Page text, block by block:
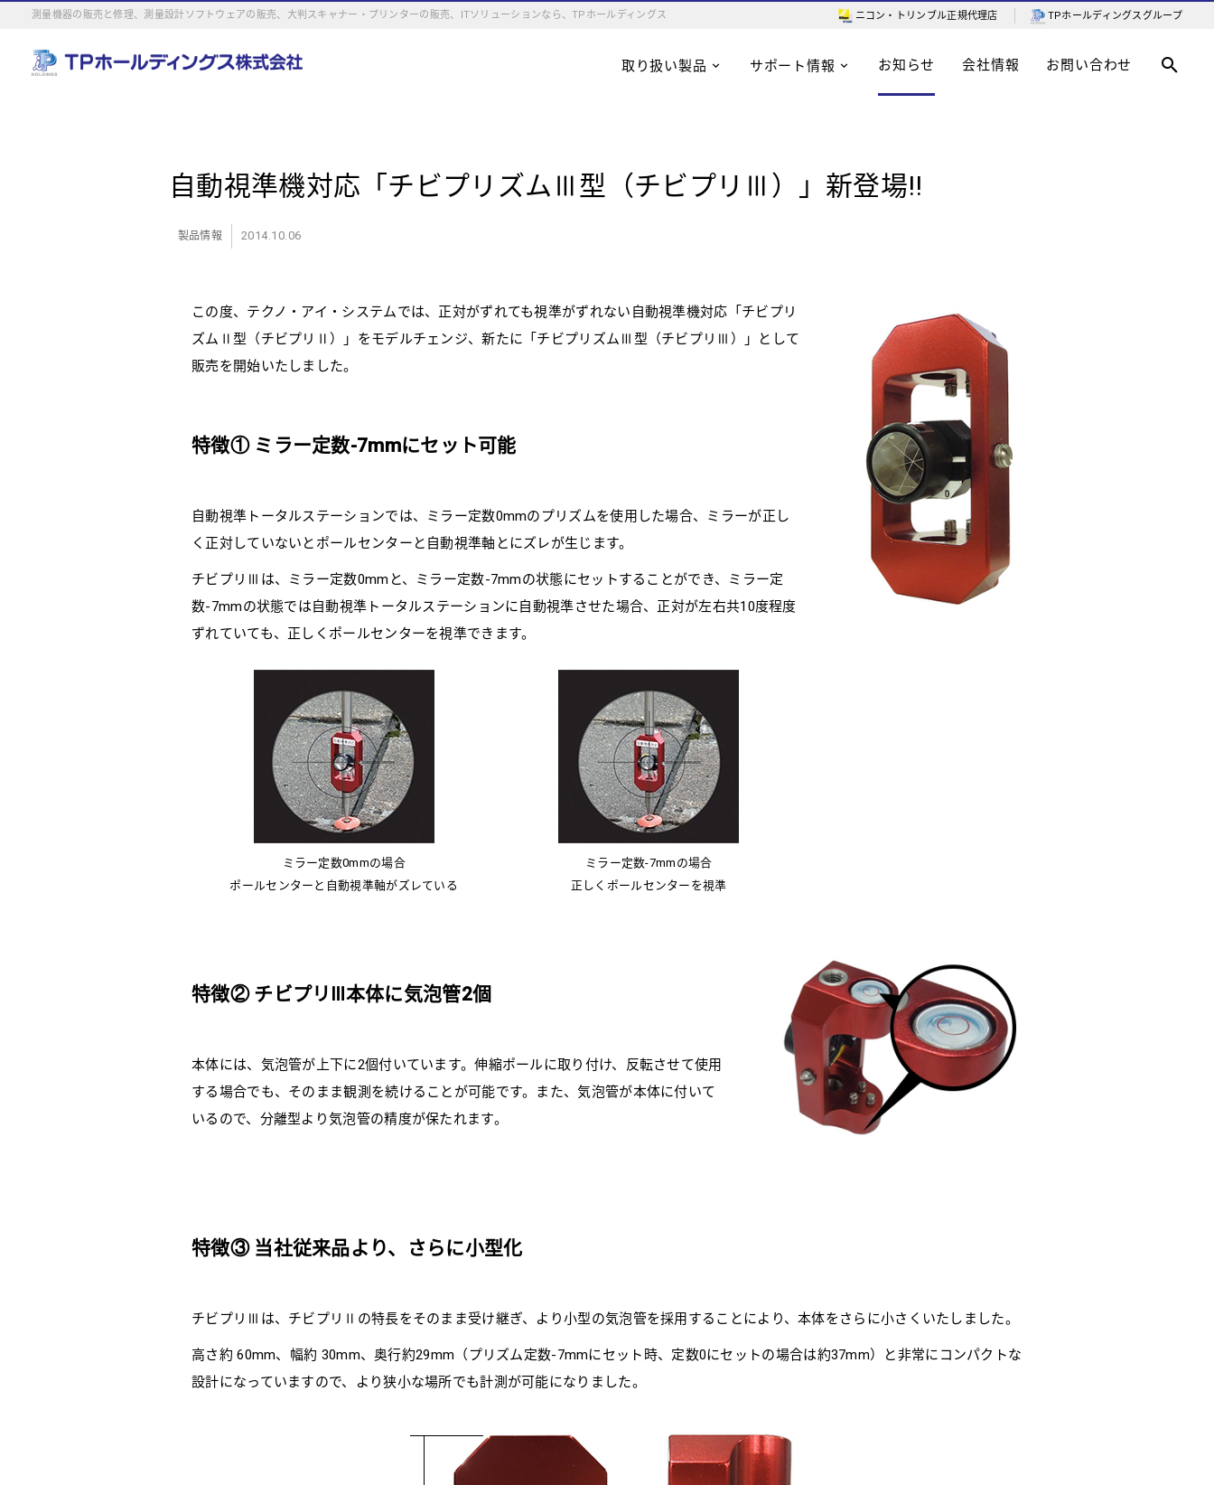
測量機器の販売と修理、測量設計ソフトウェアの販売、大判スキャナー・プリンターの販売、ITソリューションなら、TPホールディングス ニコン・トリンブル正規代理店 TPホールディングスグループ
取り扱い製品 サポート情報 お知らせ 会社情報 お問い合わせ
自動視準機対応「チビプリズムⅢ型（チビプリⅢ）」新登場!!
製品情報 2014.10.06
この度、テクノ・アイ・システムでは、正対がずれても視準がずれない自動視準機対応「チビプリ
ズムⅡ型（チビプリⅡ）」をモデルチェンジ、新たに「チビプリズムⅢ型（チビプリⅢ）」として
販売を開始いたしました。
特徴① ミラー定数-7mmにセット可能
自動視準トータルステーションでは、ミラー定数0mmのプリズムを使用した場合、ミラーが正し
く正対していないとポールセンターと自動視準軸とにズレが生じます。
チビプリⅢは、ミラー定数0mmと、ミラー定数-7mmの状態にセットすることができ、ミラー定
数-7mmの状態では自動視準トータルステーションに自動視準させた場合、正対が左右共10度程度
ずれていても、正しくポールセンターを視準できます。
ミラー定数0mmの場合
ポールセンターと自動視準軸がズレている
ミラー定数-7mmの場合
正しくポールセンターを視準
特徴② チビプリⅢ本体に気泡管2個
本体には、気泡管が上下に2個付いています。伸縮ポールに取り付け、反転させて使用
する場合でも、そのまま観測を続けることが可能です。また、気泡管が本体に付いて
いるので、分離型より気泡管の精度が保たれます。
特徴③ 当社従来品より、さらに小型化
チビプリⅢは、チビプリⅡの特長をそのまま受け継ぎ、より小型の気泡管を採用することにより、本体をさらに小さくいたしました。
高さ約 60mm、幅約 30mm、奥行約29mm（プリズム定数-7mmにセット時、定数0にセットの場合は約37mm）と非常にコンパクトな
設計になっていますので、より狭小な場所でも計測が可能になりました。